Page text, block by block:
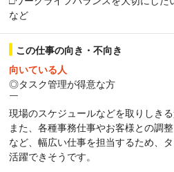
など
この仕事の向き・不向き
向いている人
◎タスク管理が得意な方
￣
現場のスケジュールなどを取りしきる
また、各種事務仕事やお客様との調
など、幅広い仕事を担当するため、
活躍できそうです。